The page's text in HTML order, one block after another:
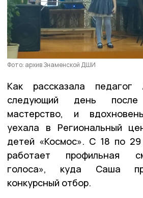
Фото: архив Знаменской ДШИ
Как рассказала педагог
следующий день
мастерство, и
уехала в Региональный
детей «Космос». С 18 по
работает профильная
голоса», куда Саша
конкурсный отбор.